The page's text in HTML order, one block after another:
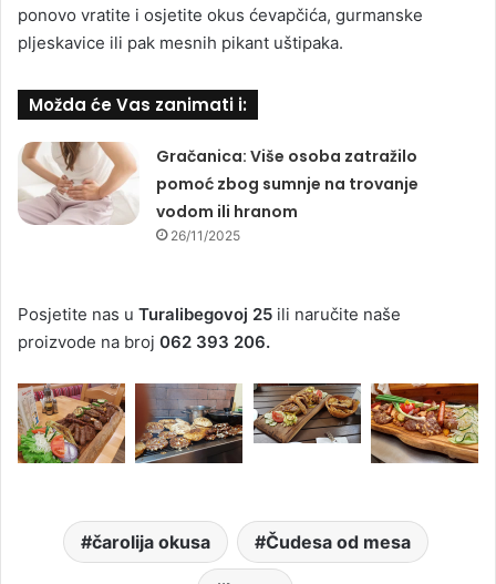
ponovo vratite i osjetite okus ćevapčića, gurmanske
pljeskavice ili pak mesnih pikant uštipaka.
Možda će Vas zanimati i:
Gračanica: Više osoba zatražilo
pomoć zbog sumnje na trovanje
vodom ili hranom
26/11/2025
Posjetite nas u Turalibegovoj 25 ili naručite naše
proizvode na broj 062 393 206.
čarolija okusa Čudesa od mesa